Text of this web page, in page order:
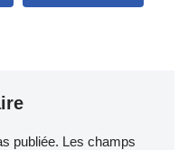
publiée. Les champs